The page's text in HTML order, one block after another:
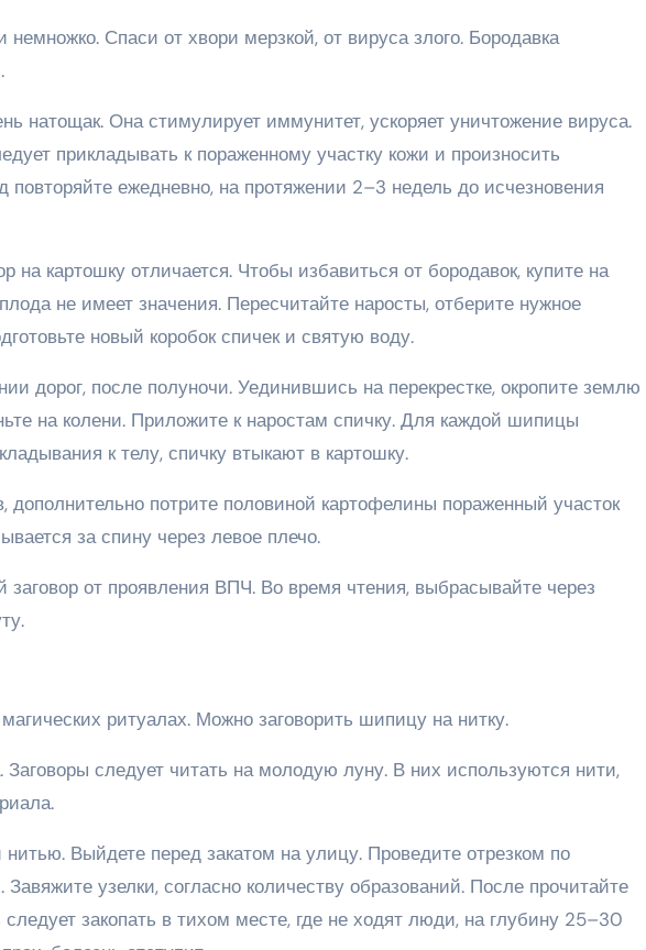
Спаси от хвори мерзкой, от вируса злого. Бородавка
натощак. Она стимулирует иммунитет, ускоряет уничтожение вируса.
прикладывать к пораженному участку кожи и произносить
повторяйте ежедневно, на протяжении 2–3 недель до исчезновения
на картошку отличается. Чтобы избавиться от бородавок, купите на
не имеет значения. Пересчитайте наросты, отберите нужное
новый коробок спичек и святую воду.
дорог, после полуночи. Уединившись на перекрестке, окропите землю
на колени. Приложите к наростам спичку. Для каждой шипицы
к телу, спичку втыкают в картошку.
дополнительно потрите половиной картофелины пораженный участок
за спину через левое плечо.
от проявления ВПЧ. Во время чтения, выбрасывайте через
ритуалах. Можно заговорить шипицу на нитку.
следует читать на молодую луну. В них используются нити,
Выйдете перед закатом на улицу. Проведите отрезком по
узелки, согласно количеству образований. После прочитайте
закопать в тихом месте, где не ходят люди, на глубину 25–30